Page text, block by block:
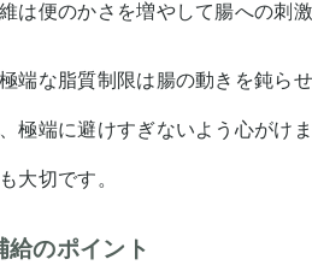
は便のかさを増やして腸への刺
端な脂質制限は腸の動きを鈍ら
極端に避けすぎないよう心がけ
大切です。
給のポイント